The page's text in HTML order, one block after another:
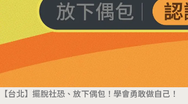
【台北】擺脫社恐、放下偶包！學會勇敢做自己！